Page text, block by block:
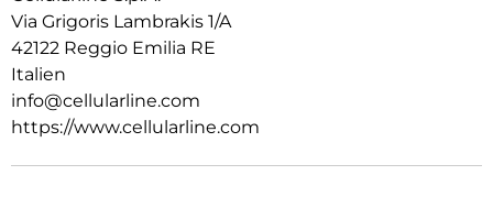
Via Grigoris Lambrakis 1/A
42122 Reggio Emilia RE
Italien
info@cellularline.com
https://www.cellularline.com